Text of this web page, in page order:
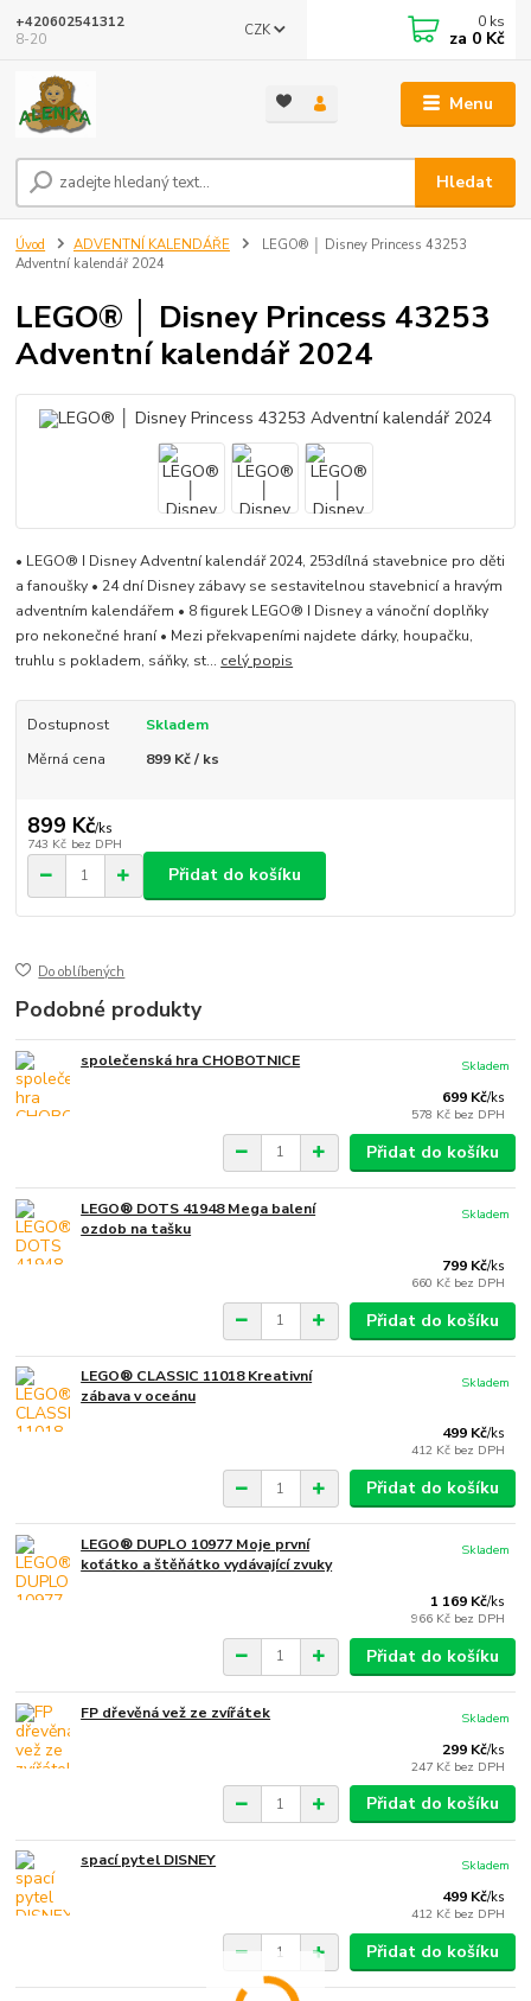
Menu
CZK
Hledat
+420602541312
8-20
0 ks
za 0 Kč
Úvod ADVENTNÍ KALENDÁŘE
LEGO® │ Disney Princess 43253
Adventní kalendář 2024
LEGO® │ Disney Princess 43253
Adventní kalendář 2024
• LEGO® ǀ Disney Adventní kalendář 2024, 253dílná stavebnice pro děti
a fanoušky • 24 dní Disney zábavy se sestavitelnou stavebnicí a hravým
adventním kalendářem • 8 figurek LEGO® ǀ Disney a vánoční doplňky
pro nekonečné hraní • Mezi překvapeními najdete dárky, houpačku,
truhlu s pokladem, sáňky, st... celý popis
Dostupnost
Skladem
Měrná cena
899 Kč / ks
899 Kč/ks
743 Kč bez DPH
Přidat do košíku
Do oblíbených
Podobné produkty
společenská hra CHOBOTNICE
699 Kč/ks
578 Kč bez DPH
Skladem
Přidat do košíku
LEGO® DOTS 41948 Mega balení
ozdob na tašku
799 Kč/ks
660 Kč bez DPH
Skladem
Přidat do košíku
LEGO® CLASSIC 11018 Kreativní
zábava v oceánu
499 Kč/ks
412 Kč bez DPH
Skladem
Přidat do košíku
LEGO® DUPLO 10977 Moje první
koťátko a štěňátko vydávající zvuky
1 169 Kč/ks
966 Kč bez DPH
Skladem
Přidat do košíku
FP dřevěná vež ze zvířátek
299 Kč/ks
247 Kč bez DPH
Skladem
Přidat do košíku
spací pytel DISNEY
499 Kč/ks
412 Kč bez DPH
Skladem
Přidat do košíku